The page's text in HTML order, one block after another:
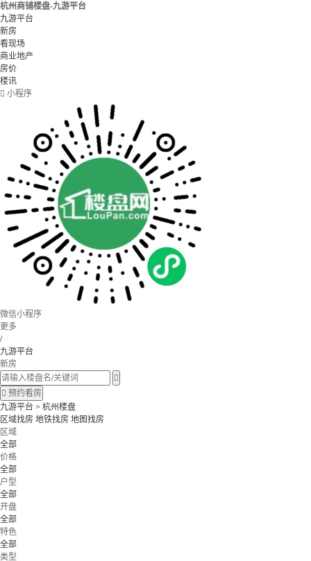
杭州商铺楼盘-九游平台
九游平台
新房
看现场
商业地产
房价
楼讯
 小程序
微信小程序
更多
/
九游平台
新房

 预约看房
九游平台 > 杭州楼盘
区域找房 地铁找房 地图找房
区域
全部
价格
全部
户型
全部
开盘
全部
特色
全部
类型